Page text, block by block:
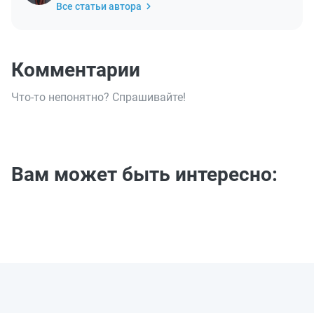
Все статьи автора
Комментарии
Что-то непонятно? Спрашивайте!
Вам может быть интересно: